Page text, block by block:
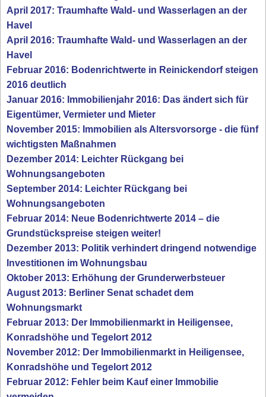
April 2017: Traumhafte Wald- und Wasserlagen an der
Havel
April 2016: Traumhafte Wald- und Wasserlagen an der
Havel
Februar 2016: Bodenrichtwerte in Reinickendorf steigen
2016 deutlich
Januar 2016: Immobilienjahr 2016: Das ändert sich für
Eigentümer, Vermieter und Mieter
November 2015: Immobilien als Altersvorsorge - die fünf
wichtigsten Maßnahmen
Dezember 2014: Leichter Rückgang bei
Wohnungsangeboten
September 2014: Leichter Rückgang bei
Wohnungsangeboten
Februar 2014: Neue Bodenrichtwerte 2014 – die
Grundstückspreise steigen weiter!
Dezember 2013: Politik verhindert dringend notwendige
Investitionen im Wohnungsbau
Oktober 2013: Erhöhung der Grunderwerbsteuer
August 2013: Berliner Senat schadet dem
Wohnungsmarkt
Februar 2013: Der Immobilienmarkt in Heiligensee,
Konradshöhe und Tegelort 2012
November 2012: Der Immobilienmarkt in Heiligensee,
Konradshöhe und Tegelort 2012
Februar 2012: Fehler beim Kauf einer Immobilie